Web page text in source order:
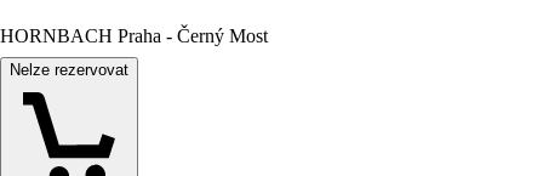
HORNBACH Praha - Černý Most
Nelze rezervovat